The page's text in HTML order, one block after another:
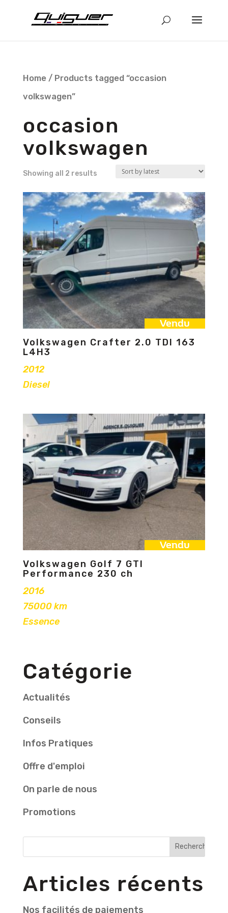
Home/ Products tagged “occasion
volkswagen”
occasion
volkswagen
Showing all 2 results
Vendu
Volkswagen Crafter 2.0 TDI 163
L4H3
2012
Diesel
Vendu
Volkswagen Golf 7 GTI
Performance 230 ch
2016
75000 km
Essence
Catégorie
Actualités
Conseils
Infos Pratiques
Offre d'emploi
On parle de nous
Promotions
Articles récents
Nos facilités de paiements